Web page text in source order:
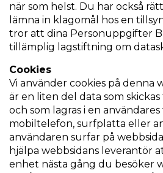
när som helst. Du har också
lämna in klagomål hos en
tror att dina Personuppgifter
tillämplig lagstiftning om
Cookies
Vi använder cookies på denna
är en liten del data som
och som lagras i en
mobiltelefon, surfplatta eller
användaren surfar på
hjälpa webbsidans leverantör
enhet nästa gång du besöker